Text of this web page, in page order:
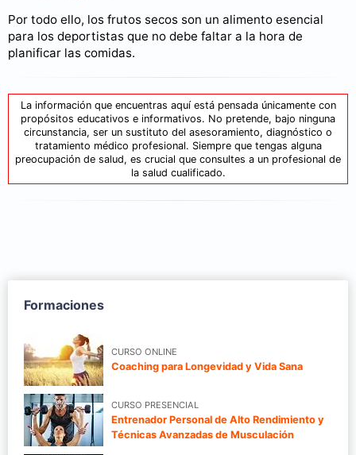
Por todo ello, los frutos secos son un alimento esencial
para los deportistas que no debe faltar a la hora de
planificar las comidas.
La información que encuentras aquí está pensada únicamente con
propósitos educativos e informativos. No pretende, bajo ninguna
circunstancia, ser un sustituto del asesoramiento, diagnóstico o
tratamiento médico profesional. Siempre que tengas alguna
preocupación de salud, es crucial que consultes a un profesional de
la salud cualificado.
Formaciones
CURSO ONLINE
Coaching para Longevidad y Vida Sana
CURSO PRESENCIAL
Entrenador Personal de Alto Rendimiento y
Técnicas Avanzadas de Musculación